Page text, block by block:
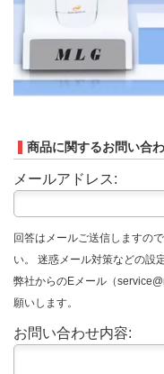
商品に関するお問い合
メールアドレス:
回答はメールご送信しますの
い。 迷惑メール対策などの設
弊社からのEメール（
願いします。
お問い合わせ内容: